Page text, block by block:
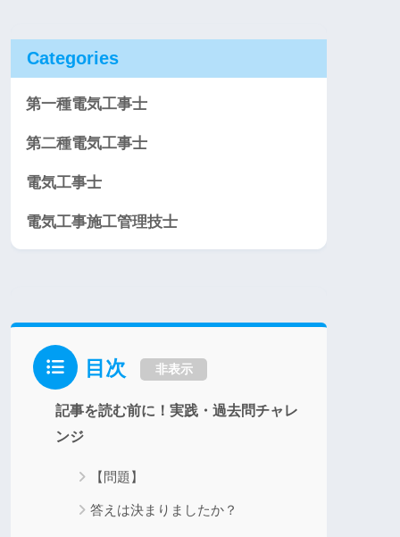
Categories
第一種電気工事士
第二種電気工事士
電気工事士
電気工事施工管理技士
目次 非表示
記事を読む前に！実践・過去問チャレ
ンジ
【問題】
答えは決まりましたか？